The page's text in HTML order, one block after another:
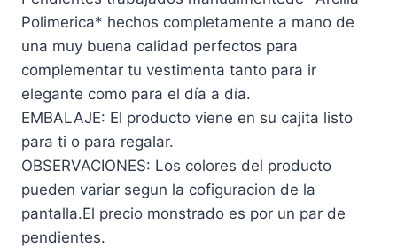
Polimerica* hechos completamente a mano de
una muy buena calidad perfectos para
complementar tu vestimenta tanto para ir
elegante como para el día a día.
EMBALAJE: El producto viene en su cajita listo
para ti o para regalar.
OBSERVACIONES: Los colores del producto
pueden variar segun la cofiguracion de la
pantalla.El precio monstrado es por un par de
pendientes.